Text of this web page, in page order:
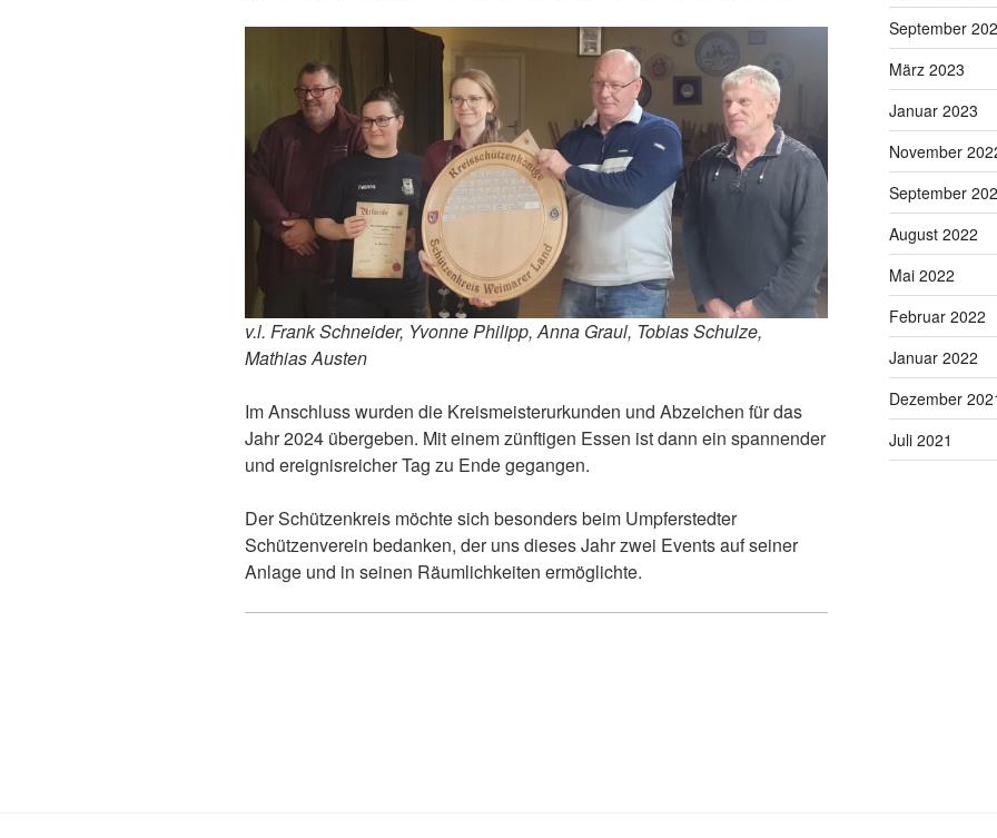
v.l. Frank Schneider, Yvonne Philipp, Anna Graul, Tobias Schulze,
Mathias Austen
Im Anschluss wurden die Kreismeisterurkunden und Abzeichen für das
Jahr 2024 übergeben. Mit einem zünftigen Essen ist dann ein spannender
und ereignisreicher Tag zu Ende gegangen.
Der Schützenkreis möchte sich besonders beim Umpferstedter
Schützenverein bedanken, der uns dieses Jahr zwei Events auf seiner
Anlage und in seinen Räumlichkeiten ermöglichte.
September
März 2023
Januar 2023
November
September
August 2022
Mai 2022
Februar 2022
Januar 2022
Dezember
Juli 2021